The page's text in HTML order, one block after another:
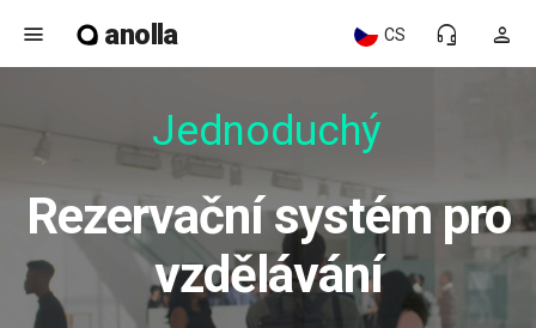
menu anolla person
headset_mic
CS
Jednoduchý
Rezervační systém pro
vzdělávání